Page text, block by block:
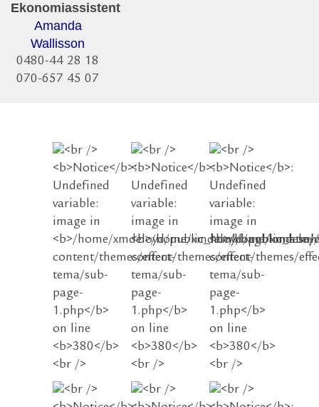
Ekonomiassistent
Amanda
Wallisson
0480-44 28 18
070-657 45 07